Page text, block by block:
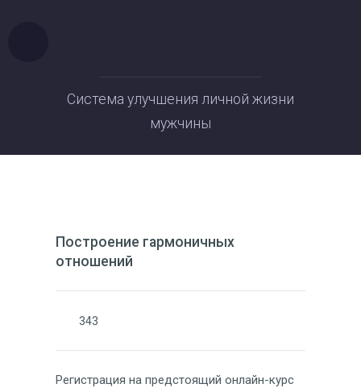
Система улучшения личной жизни
мужчины
Построение гармоничных
отношений
343
Регистрация на предстоящий онлайн-курс